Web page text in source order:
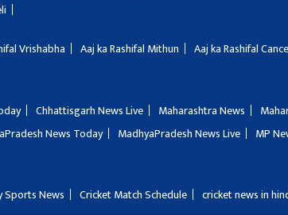
Vrishabha Aaj ka Rashifal Mithun Aaj ka Rashifal
Chhattisgarh News Live Maharashtra News
News Today MadhyaPradesh News Live MP
Sports News Cricket Match Schedule cricket news in